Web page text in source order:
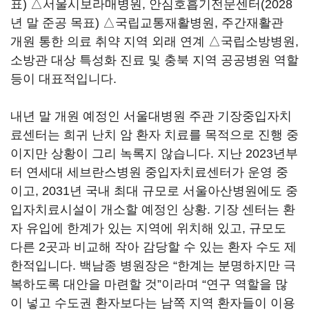
표) △서울시보라매병원, 안심호흡기전문센터(2028
년 말 준공 목표) △국립교통재활병원, 주간재활관
개원 통한 의료 취약 지역 외래 연계 △국립소방병원,
소방관 대상 특성화 진료 및 충북 지역 공공병원 역할
등이 대표적입니다.
내년 말 개원 예정인 서울대병원 주관 기장중입자치
료센터는 희귀 난치 암 환자 치료를 목적으로 진행 중
이지만 상황이 그리 녹록지 않습니다. 지난 2023년부
터 연세대 세브란스병원 중입자치료센터가 운영 중
이고, 2031년 국내 최대 규모로 서울아산병원에도 중
입자치료시설이 개소할 예정인 상황. 기장 센터는 환
자 유입에 한계가 있는 지역에 위치해 있고, 규모도
다른 2곳과 비교해 작아 감당할 수 있는 환자 수도 제
한적입니다. 백남종 병원장은 “한계는 분명하지만 극
복하도록 대안을 마련할 것”이라며 “연구 역할을 많
이 넣고 수도권 환자보다는 남쪽 지역 환자들이 이용